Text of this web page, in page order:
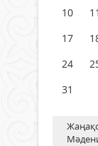
10
11
17
24
31